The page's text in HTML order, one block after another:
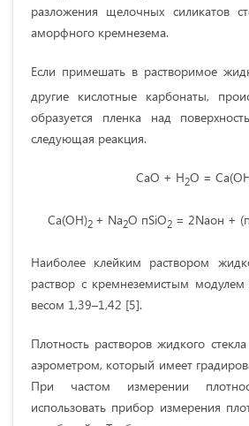
разложения щелочных силикатов
аморфного кремнезема.
Если примешать в растворимое
другие кислотные карбонаты,
образуется пленка над
следующая реакция.
СaО + Н2O =
Сa(ОН)2 + Na2О пSiO2 = 2Naон +
Наиболее клейким раствором
раствор с кремнеземистым
весом 1,39–1,42 [5].
Плотность растворов жидкого
аэрометром, который имеет
При частом измерении
использовать прибор измерения